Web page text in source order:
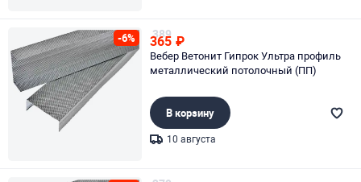
-6% 389
365 ₽
Вебер Ветонит Гипрок Ультра профиль
металлический потолочный (ПП)
В корзину
10 августа